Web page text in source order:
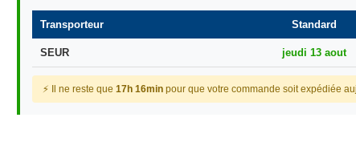
Transporteur Standard
SEUR jeudi 13 aout
⚡ Il ne reste que17h 16min pour que votre commande soit expédiée